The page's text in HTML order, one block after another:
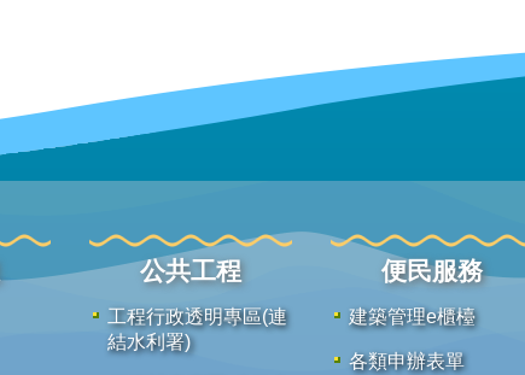
公共工程
工程行政透明專區(連
結水利署)
便民服務
建築管理e櫃檯
各類申辦表單